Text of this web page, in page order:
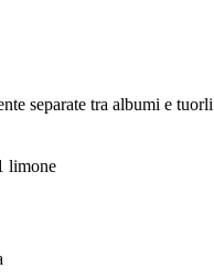
separate tra albumi e tuorli
limone